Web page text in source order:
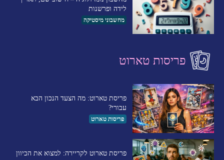
לידה ופרשנות
מחשבוני מיסטיקה
פריסות טארוט
פריסת טארוט: מה הצעד הנכון הבא
עבורי?
פריסות טארוט
פריסת טארוט לקריירה: למצוא את הכיוון